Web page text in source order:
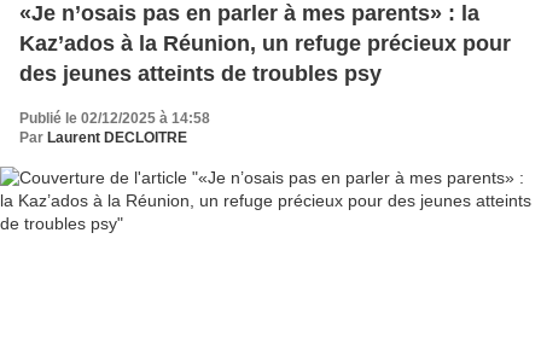
«Je n’osais pas en parler à mes parents» : la
Kaz’ados à la Réunion, un refuge précieux pour
des jeunes atteints de troubles psy
Publié le 02/12/2025 à 14:58
Par Laurent DECLOITRE